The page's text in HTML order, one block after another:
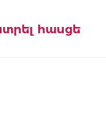
հասցե